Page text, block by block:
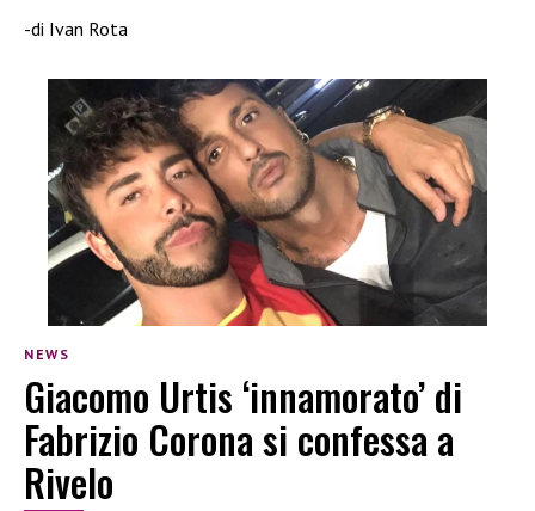
-di Ivan Rota
NEWS
Giacomo Urtis ‘innamorato’ di
Fabrizio Corona si confessa a
Rivelo